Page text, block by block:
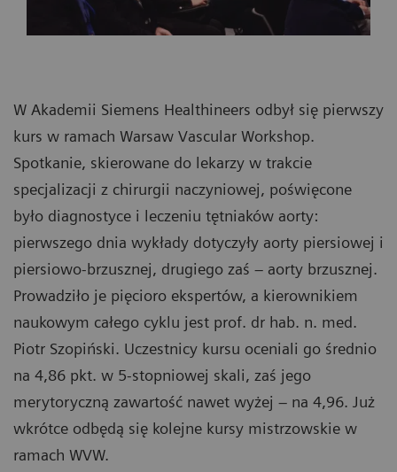
W Akademii Siemens Healthineers odbył się pierwszy
kurs w ramach Warsaw Vascular Workshop.
Spotkanie, skierowane do lekarzy w trakcie
specjalizacji z chirurgii naczyniowej, poświęcone
było diagnostyce i leczeniu tętniaków aorty:
pierwszego dnia wykłady dotyczyły aorty piersiowej i
piersiowo-brzusznej, drugiego zaś – aorty brzusznej.
Prowadziło je pięcioro ekspertów, a kierownikiem
naukowym całego cyklu jest prof. dr hab. n. med.
Piotr Szopiński. Uczestnicy kursu oceniali go średnio
na 4,86 pkt. w 5-stopniowej skali, zaś jego
merytoryczną zawartość nawet wyżej – na 4,96. Już
wkrótce odbędą się kolejne kursy mistrzowskie w
ramach WVW.